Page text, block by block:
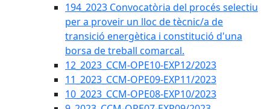
194_2023 Convocatòria del procés selectiu
per a proveir un lloc de tècnic/a de
transició energètica i constitució d'una
borsa de treball comarcal.
12_2023_CCM-OPE10-EXP12/2023
11_2023_CCM-OPE09-EXP11/2023
10_2023_CCM-OPE08-EXP10/2023